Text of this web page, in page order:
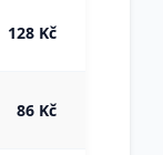
128 Kč
86 Kč